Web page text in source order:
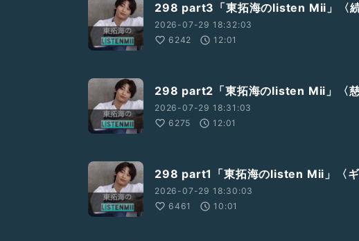
298 part3「東拓海のlisten Mii」〈続
2026-07-29 18:32:03
6242
12:01
298 part2「東拓海のlisten Mii」〈慈
2026-07-29 18:31:03
6275
12:01
298 part1「東拓海のlisten Mii」〈ギ
2026-07-29 18:30:03
6461
10:01